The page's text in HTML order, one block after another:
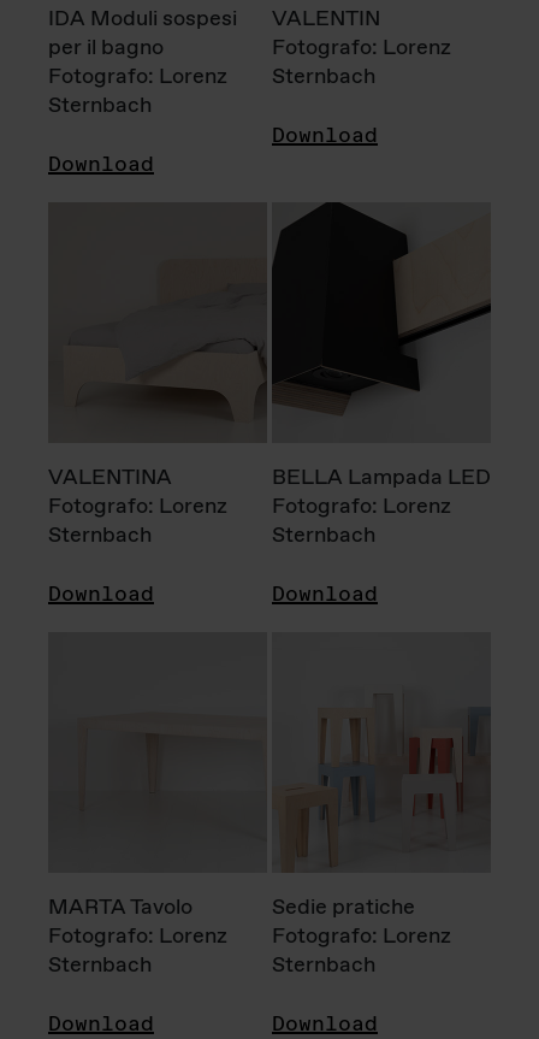
IDA Moduli sospesi
per il bagno
Fotografo: Lorenz
Sternbach
Download
VALENTIN
Fotografo: Lorenz
Sternbach
Download
VALENTINA
Fotografo: Lorenz
Sternbach
Download
BELLA Lampada LED
Fotografo: Lorenz
Sternbach
Download
MARTA Tavolo
Fotografo: Lorenz
Sternbach
Download
Sedie pratiche
Fotografo: Lorenz
Sternbach
Download